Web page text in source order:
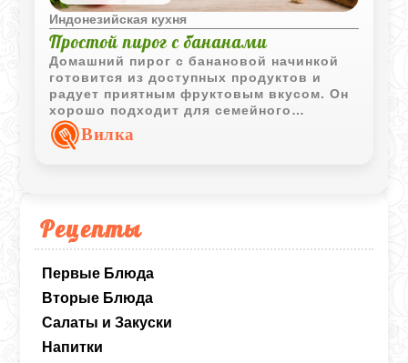
Рецепты
Первые Блюда
Вторые Блюда
Салаты и Закуски
Напитки
Индонезийская кухня
Простой пирог с бананами
Домашний пирог с банановой начинкой
готовится из доступных продуктов и
радует приятным фруктовым вкусом. Он
хорошо подходит для семейного
чаепития и не требует сложной
подготовки.
Вилка